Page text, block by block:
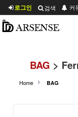
로그인 검색 커
BAG >
Home BAG